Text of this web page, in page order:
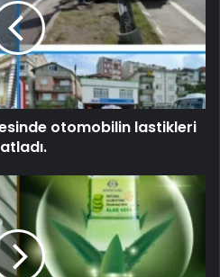
otomobilin lastikleri